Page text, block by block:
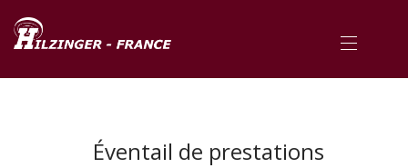
Éventail de prestations